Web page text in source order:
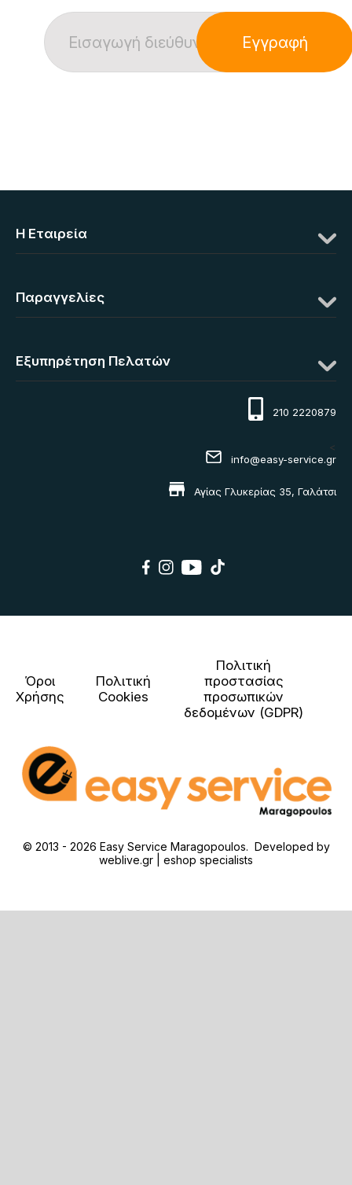
Εγγραφή
Η Eταιρεία
Παραγγελίες
Εξυπηρέτηση Πελατών
210 2220879
<
info@easy-service.gr
Αγίας Γλυκερίας 35, Γαλάτσι
Όροι
Χρήσης
Πολιτική
Cookies
Πολιτική
προστασίας
προσωπικών
δεδομένων (GDPR)
© 2013 - 2026 Easy Service Maragopoulos. Developed by
weblive.gr | eshop specialists